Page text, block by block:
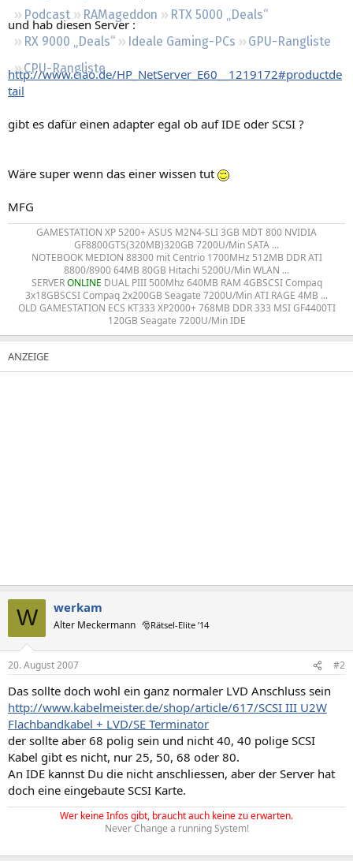
Podcast RAMageddon
RTX 5000 „Deals“
RX 9000 „Deals“
Ideale Gaming-PCs
GPU-Rangliste
CPU-Rangliste
und hab diesen Server :
http://www.ciao.de/HP_NetServer_E60__1219172#productde
tail
gibt es dafür einen adapter egal ob auf IDE oder SCSI ?
Wäre super wenn das einer wissen tut
MFG
GAMESTATION XP 5200+ ASUS M2N4-SLI 3GB MDT 800 NVIDIA
GF8800GTS(320MB)320GB 7200U/Min SATA ...
NOTEBOOK MEDION 88300 mit Centrio 1700MHz 512MB DDR ATI
8800/8900 64MB 80GB Hitachi 5200U/Min WLAN ...
SERVERONLINE DUAL PIII 500Mhz 640MB RAM 4GBSCSI Compaq
3x18GBSCSI Compaq 2x200GB Seagate 7200U/Min ATI RAGE 4MB ...
OLD GAMESTATION ECS KT333 XP2000+ 768MB DDR 333 MSI GF4400TI
120GB Seagate 7200U/Min IDE​
W werkam
Alter Meckermann 🎅Rätsel-Elite ’14
20. August 2007 #2
Das sollte doch wohl ein ganz normaler LVD Anschluss sein
http://www.kabelmeister.de/shop/article/617/SCSI III U2W
Flachbandkabel + LVD/SE Terminator
der sollte aber 68 polig sein und nicht 40, 40 polige SCSI
Kabel gibt es nicht, nur 25, 50, 68 oder 80.
An IDE kannst Du die nicht anschliessen, aber der Server hat
doch eine eingebaute SCSI Karte.
Wer keine Infos gibt, braucht auch keine zu erwarten.
Never Change a running System!